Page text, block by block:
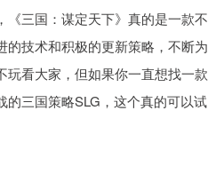
《三国：谋定天下》真的是一款不
的技术和积极的更新策略，不断为
玩看大家，但如果你一直想找一款
的三国策略SLG，这个真的可以试